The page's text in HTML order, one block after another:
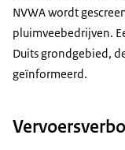
NVWA wordt
pluimveebedrijven.
Duits grondgebied,
geïnformeerd.